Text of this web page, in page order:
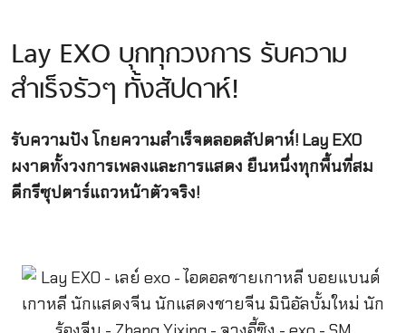
Lay EXO บุกทุกวงการ รับความ
สำเร็จรัวๆ ทั้งสัปดาห์!
รับความปัง โกยความสำเร็จตลอดสัปดาห์! Lay EXO
ผงาดทั้งวงการเพลงและการแสดง ยืนหนึ่งทุกพื้นที่สม
ดีกรีซุปตาร์แถวหน้าตัวจริง!